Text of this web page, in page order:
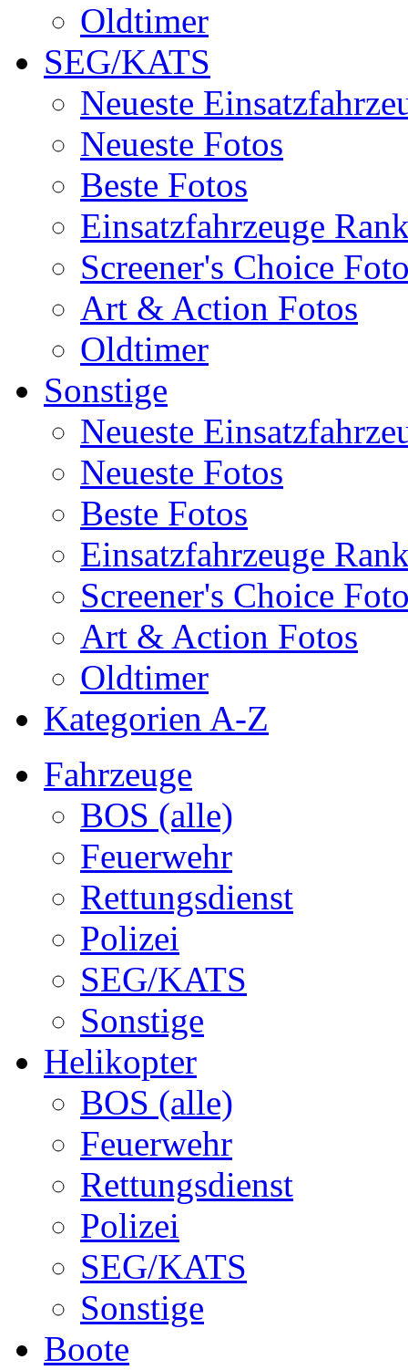
Oldtimer
SEG/KATS
Neueste
Neueste Fotos
Beste Fotos
Einsatzfahrzeuge
Screener's Choice
Art & Action Fotos
Oldtimer
Sonstige
Neueste
Neueste Fotos
Beste Fotos
Einsatzfahrzeuge
Screener's Choice
Art & Action Fotos
Oldtimer
Kategorien A-Z
Fahrzeuge
BOS (alle)
Feuerwehr
Rettungsdienst
Polizei
SEG/KATS
Sonstige
Helikopter
BOS (alle)
Feuerwehr
Rettungsdienst
Polizei
SEG/KATS
Sonstige
Boote